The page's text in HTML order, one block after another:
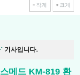
작게 크게
기사입니다.
메드 KM-819 환